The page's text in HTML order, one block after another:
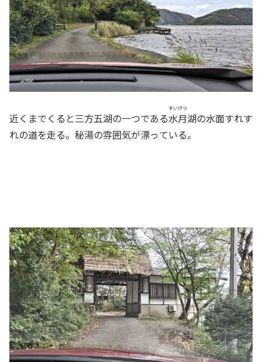
近くまでくると三方五湖の一つである水月
すいげつ
湖の水面すれす
れの道を走る。秘湯の雰囲気が漂っている。